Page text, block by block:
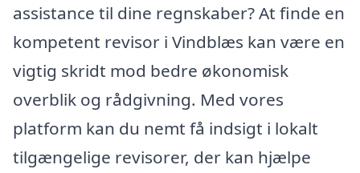
assistance til dine regnskaber? At finde en
kompetent revisor i Vindblæs kan være en
vigtig skridt mod bedre økonomisk
overblik og rådgivning. Med vores
platform kan du nemt få indsigt i lokalt
tilgængelige revisorer, der kan hjælpe